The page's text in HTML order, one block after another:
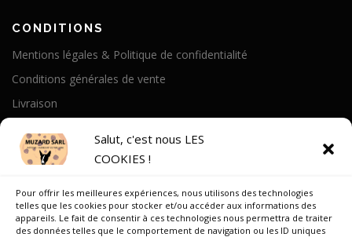
Salut, c'est nous LES
COOKIES !
Pour offrir les meilleures expériences, nous utilisons des technologies
telles que les cookies pour stocker et/ou accéder aux informations des
appareils. Le fait de consentir à ces technologies nous permettra de traiter
des données telles que le comportement de navigation ou les ID uniques
CONDITIONS
Mentions légales & Politique de confidentialité
Conditions générales de vente
Livraison
Notre Histoire
On parle de nous